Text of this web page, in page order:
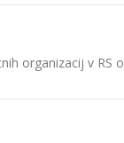
organizacij v RS